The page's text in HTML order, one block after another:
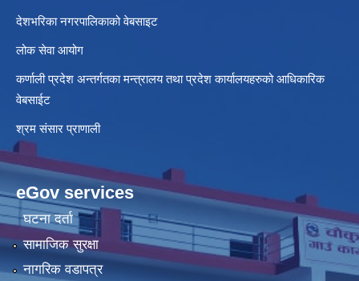
देशभरिका नगरपालिकाको वेबसाइट
लोक सेवा आयोग
कर्णाली प्रदेश अन्तर्गतका मन्त्रालय तथा प्रदेश कार्यालयहरुको आधिकारिक
वेबसाईट
श्रम संसार प्राणाली
eGov services
घटना दर्ता
सामाजिक सुरक्षा
नागरिक वडापत्र